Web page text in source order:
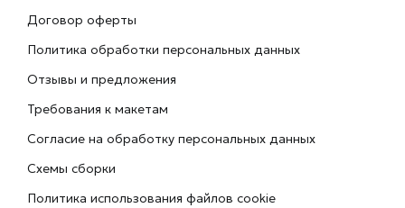
Договор оферты
Политика обработки персональных данных
Отзывы и предложения
Требования к макетам
Согласие на обработку персональных данных
Схемы сборки
Политика использования файлов cookie